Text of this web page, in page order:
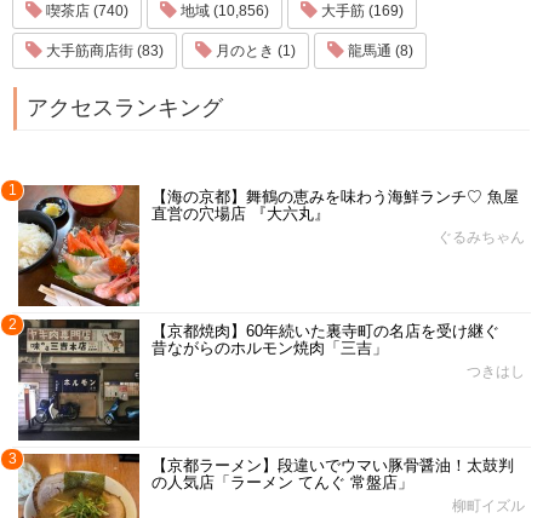
喫茶店 (740) 地域 (10,856) 大手筋 (169)
大手筋商店街 (83) 月のとき (1) 龍馬通 (8)
アクセスランキング
1
【海の京都】舞鶴の恵みを味わう海鮮ランチ♡ 魚屋
直営の穴場店 『大六丸』
ぐるみちゃん
2
【京都焼肉】60年続いた裏寺町の名店を受け継ぐ
昔ながらのホルモン焼肉「三吉」
つきはし
3
【京都ラーメン】段違いでウマい豚骨醤油！太鼓判
の人気店「ラーメン てんぐ 常盤店」
柳町イズル